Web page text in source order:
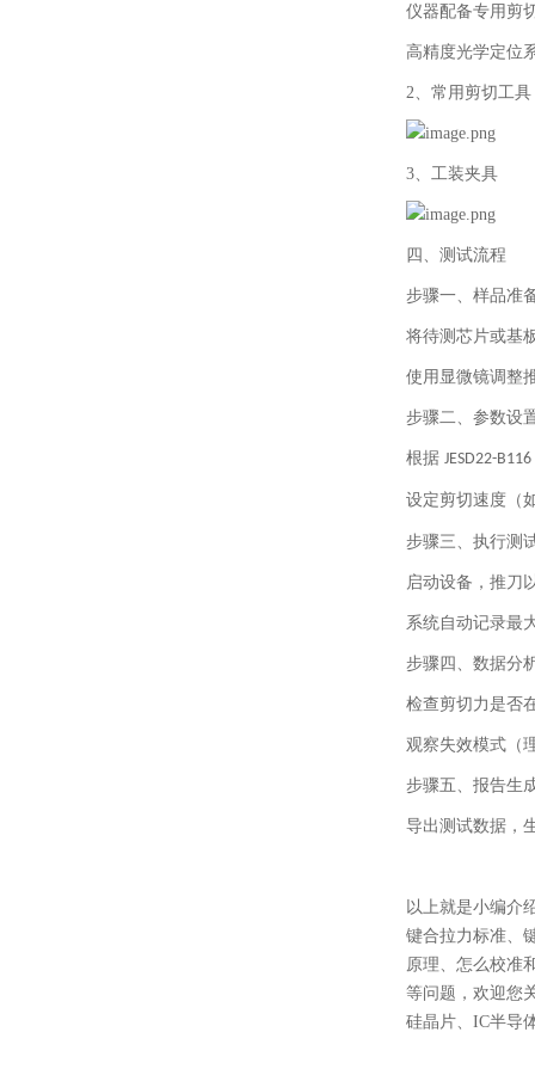
仪器配备专用剪
高精度光学定位
2、常用剪切工具
3、工装夹具
四、测试流程
步骤一、样品准
将待测芯片或基
使用显微镜调整
步骤二、参数设
根据 JESD22-B116
设定剪切速度（
步骤三、执行测
启动设备，推刀
系统自动记录最
步骤四、数据分
检查剪切力是否
观察失效模式（
步骤五、报告生
导出测试数据，
以上就是小编介
键合拉力标准、
原理、怎么校准
等问题，欢迎您
硅晶片、IC半导